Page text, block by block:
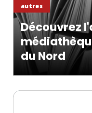
autres
Découvrez
du Nord